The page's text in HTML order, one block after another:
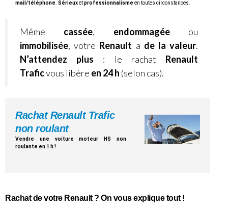
mail/téléphone Sérieuxetprofessionnalisme en toutes circonstances.
Même cassée, endommagéeou
immobilisée, votre Renault a de la valeur.
N’attendez plus : le rachat Renault
Traficvous libère en 24 h (selon cas).
Rachat Renault Trafic
non roulant
Vendre une voiture moteur HS non
roulante en 1 h !
Rachat devotre Renault ? On vous explique tout !